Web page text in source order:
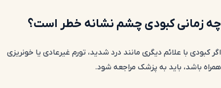
چه زمانی کبودی چشم نشانه خطر است؟
اگر کبودی با علائم دیگری مانند درد شدید، تورم غیرعادی یا خونریزی
همراه باشد، باید به پزشک مراجعه شود.